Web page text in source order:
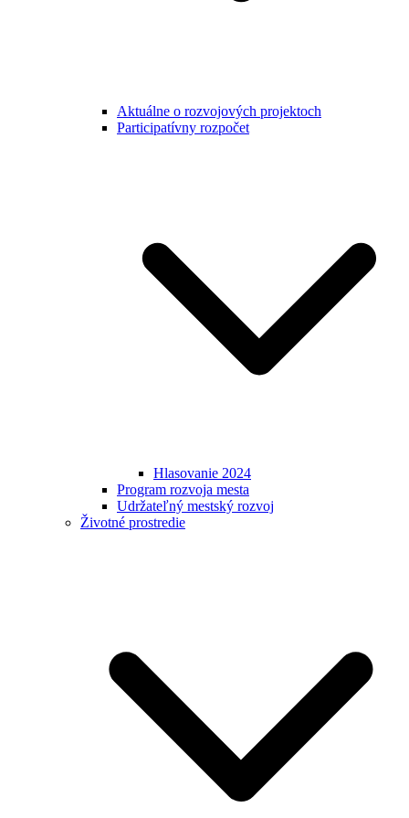
Aktuálne o rozvojových projektoch
Participatívny rozpočet
Hlasovanie 2024
Program rozvoja mesta
Udržateľný mestský rozvoj
Životné prostredie